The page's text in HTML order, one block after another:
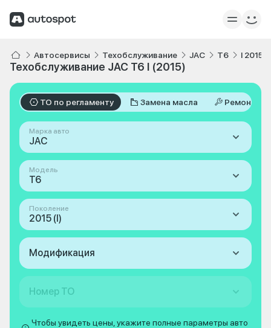
Автосервисы Техобслуживание JAC T6 I 2015
Техобслуживание JAC T6 I (2015)
ТО по регламенту Замена масла Ремонт
Марка авто
JAC
Модель
T6
Поколение
2015 (I)
Модификация
Номер ТО
Чтобы увидеть цены, укажите полные параметры авто